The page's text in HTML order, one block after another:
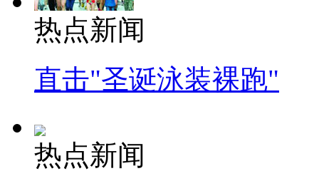
热点新闻
直击"圣诞泳装裸跑"
热点新闻